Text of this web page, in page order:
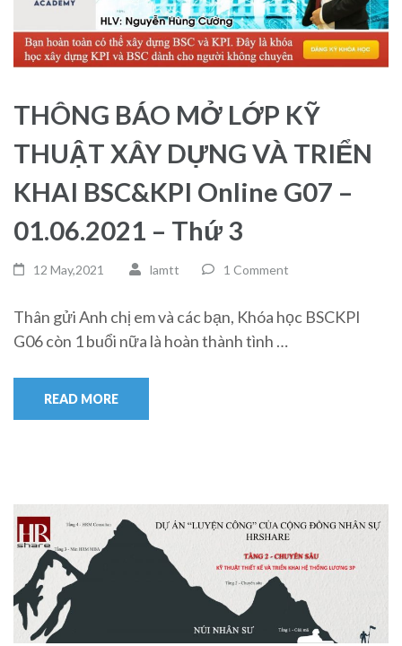
THÔNG BÁO MỞ LỚP KỸ
THUẬT XÂY DỰNG VÀ TRIỂN
KHAI BSC&KPI Online G07 –
01.06.2021 – Thứ 3
12 May,2021 lamtt 1 Comment
Thân gửi Anh chị em và các bạn, Khóa học BSCKPI
G06 còn 1 buổi nữa là hoàn thành tình …
READ MORE